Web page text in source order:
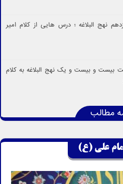
نهج البلاغه ؛ درس هایی از کلام امیر
و بیست و یک نهج البلاغه به کلام
مطالب
علی (ع)